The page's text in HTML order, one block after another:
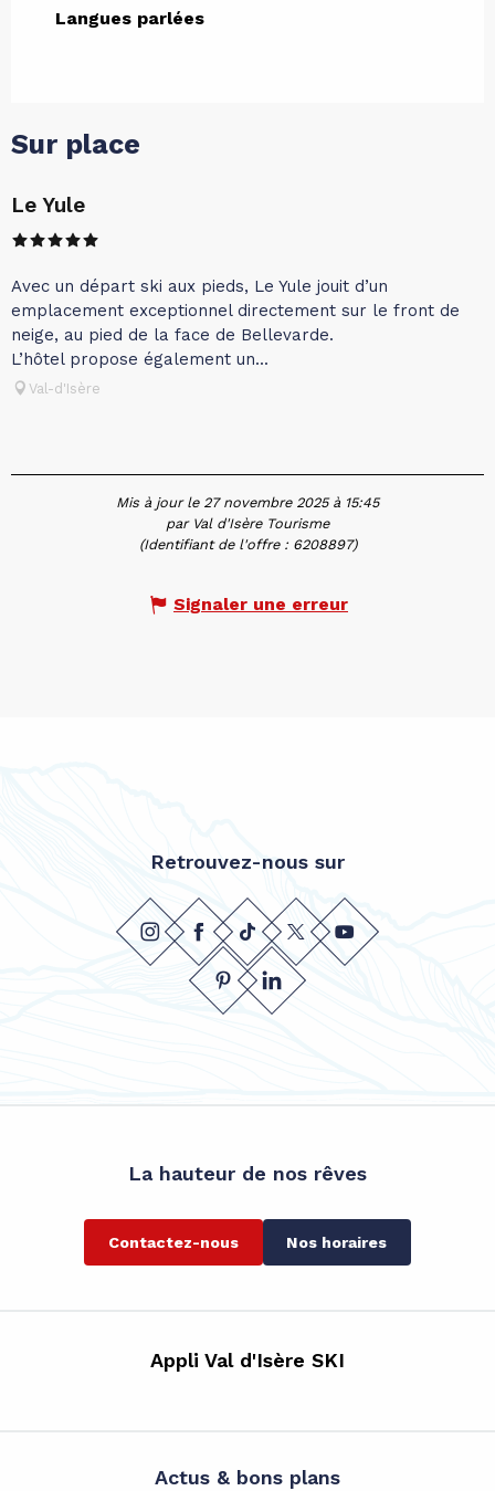
Langues parlées
Langues parlées
Sur place
Le Yule
Avec un départ ski aux pieds, Le Yule jouit d’un
emplacement exceptionnel directement sur le front de
neige, au pied de la face de Bellevarde.
L’hôtel propose également un...
Val-d'Isère
Mis à jour le 27 novembre 2025 à 15:45
par Val d'Isère Tourisme
(Identifiant de l'offre : 6208897)
Signaler une erreur
Retrouvez-nous sur
La hauteur de nos rêves
Contactez-nous Nos horaires
Appli Val d'Isère SKI
Actus & bons plans